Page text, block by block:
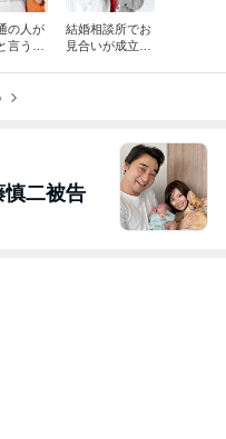
の人が
言う人
探して
結婚相談所でお
見合いが成立し
慎二被告